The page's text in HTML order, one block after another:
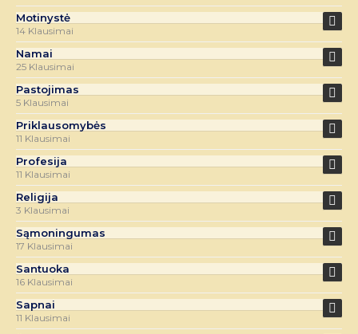
Motinystė
14 Klausimai
Namai
25 Klausimai
Pastojimas
5 Klausimai
Priklausomybės
11 Klausimai
Profesija
11 Klausimai
Religija
3 Klausimai
Sąmoningumas
17 Klausimai
Santuoka
16 Klausimai
Sapnai
11 Klausimai